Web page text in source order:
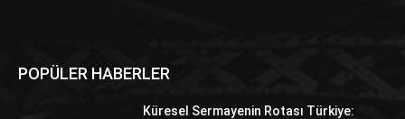
POPÜLER HABERLER
Küresel Sermayenin Rotası Türkiye: